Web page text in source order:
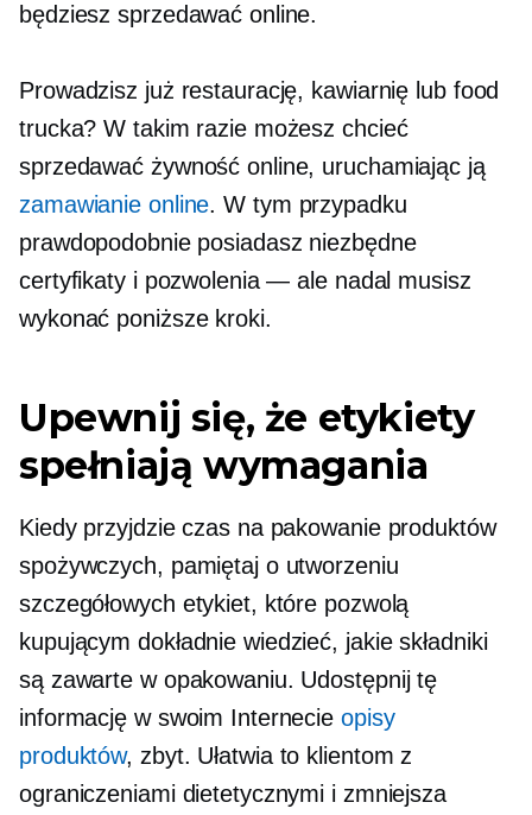
będziesz sprzedawać online.
Prowadzisz już restaurację, kawiarnię lub food
trucka? W takim razie możesz chcieć
sprzedawać żywność online, uruchamiając ją
zamawianie online. W tym przypadku
prawdopodobnie posiadasz niezbędne
certyfikaty i pozwolenia — ale nadal musisz
wykonać poniższe kroki.
Upewnij się, że etykiety
spełniają wymagania
Kiedy przyjdzie czas na pakowanie produktów
spożywczych, pamiętaj o utworzeniu
szczegółowych etykiet, które pozwolą
kupującym dokładnie wiedzieć, jakie składniki
są zawarte w opakowaniu. Udostępnij tę
informację w swoim Internecie opisy
produktów, zbyt. Ułatwia to klientom z
ograniczeniami dietetycznymi i zmniejsza